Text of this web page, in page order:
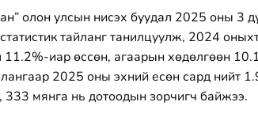
олон улсын нисэх буудал 2025 оны 3
тайланг танилцуулж, 2024
11.2%-иар өссөн, агаарын хөдөлгөөн
2025 оны эхний есөн сард нийт
333 мянга нь дотоодын зорчигч байжээ.